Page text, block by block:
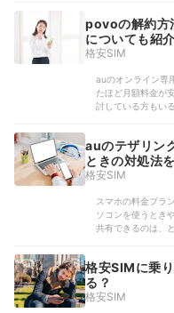
ます。MNPワンス
が必要な点もネッ
乗り換えに手間が
料金の安さなどは
使い方に合わせて
楽しみたいならカ
り高評価だった格
povoの解約方
についても紹介
格安SIM
auのオンライン専
たほど月額料金が
討している方もい
auのテザリン
ときの対処法
格安SIM
スマホの料金プラ
ソコンを使うとき
共有できるのは、
格安SIMに乗
る？
格安SIM